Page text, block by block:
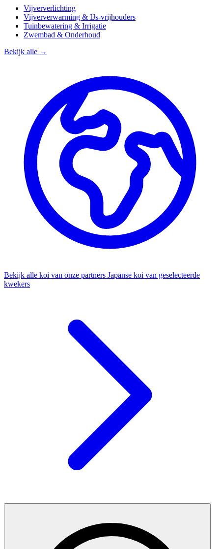
Vijververlichting
Vijververwarming & IJs-vrijhouders
Tuinbewatering & Irrigatie
Zwembad & Onderhoud
Bekijk alle →
Bekijk alle koi van onze partners Japanse koi van geselecteerde
kwekers